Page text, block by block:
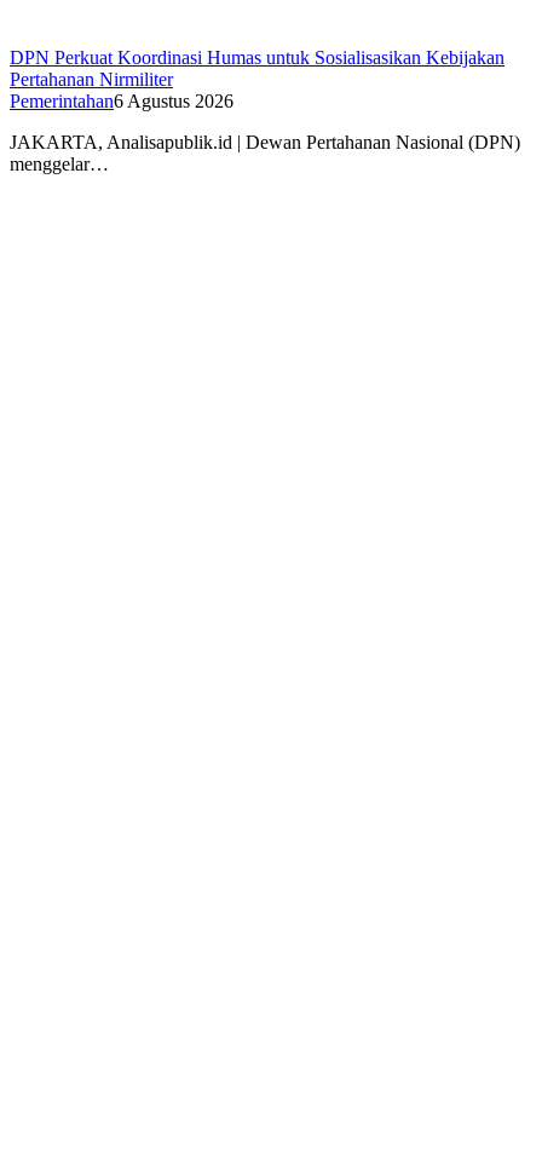
DPN Perkuat Koordinasi Humas untuk Sosialisasikan Kebijakan
Pertahanan Nirmiliter
Pemerintahan6 Agustus 2026
JAKARTA, Analisapublik.id | Dewan Pertahanan Nasional (DPN)
menggelar…